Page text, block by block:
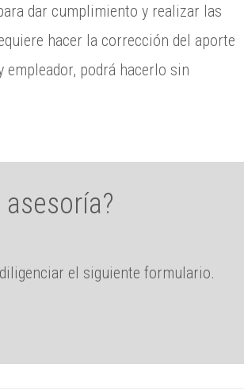
dar cumplimiento y realizar las
hacer la corrección del aporte
podrá hacerlo sin
el siguiente formulario.